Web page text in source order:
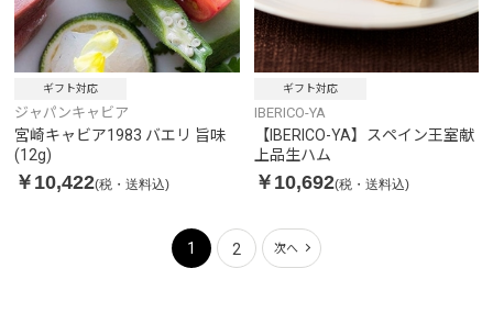
ギフト対応
ジャパンキャビア
宮崎キャビア1983 バエリ 旨味
(12g)
￥10,422(税・送料込)
ギフト対応
IBERICO-YA
【IBERICO-YA】スペイン王室献
上品生ハム
￥10,692(税・送料込)
1 2 次へ